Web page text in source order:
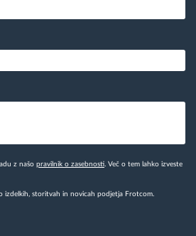
z našo pravilnik o zasebnosti . Več o tem lahko izveste
izdelkih, storitvah in novicah podjetja Frotcom.